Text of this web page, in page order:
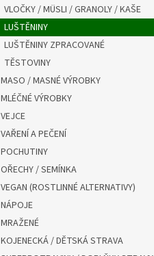
VLOČKY / MÜSLI / GRANOLY / KAŠE
LUŠTĚNINY
LUŠTĚNINY ZPRACOVANÉ
TĚSTOVINY
MASO / MASNÉ VÝROBKY
MLÉČNÉ VÝROBKY
VEJCE
VAŘENÍ A PEČENÍ
POCHUTINY
OŘECHY / SEMÍNKA
VEGAN (ROSTLINNÉ ALTERNATIVY)
NÁPOJE
MRAŽENÉ
KOJENECKÁ / DĚTSKÁ STRAVA